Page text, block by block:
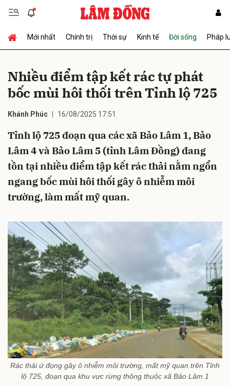
Mới nhất Chính trị Thời sự Kinh tế Đời sống Pháp
Nhiều điểm tập kết rác tự phát
bốc mùi hôi thối trên Tỉnh lộ 725
Khánh Phúc 16/08/2025 17:51
Tỉnh lộ 725 đoạn qua các xã Bảo Lâm 1, Bảo
Lâm 4 và Bảo Lâm 5 (tỉnh Lâm Đồng) đang
tồn tại nhiều điểm tập kết rác thải nằm ngổn
ngang bốc mùi hôi thối gây ô nhiễm môi
trường, làm mất mỹ quan.
Rác thải ứ đọng gây ô nhiễm môi trường, mất mỹ quan trên Tỉnh
lộ 725, đoạn qua khu vực rừng thông thuộc xã Bảo Lâm 1
Gửi bình luận
Hủy Gửi